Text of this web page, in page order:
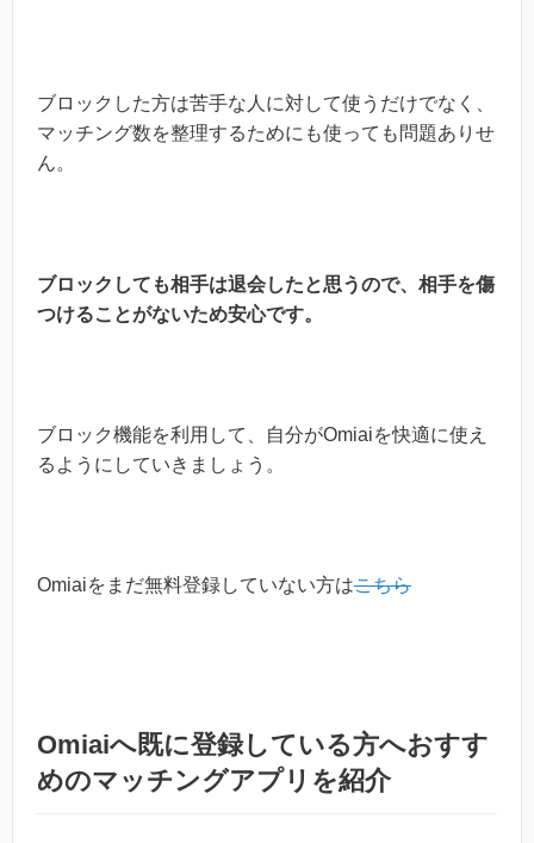
ブロックした方は苦手な人に対して使うだけでなく、
マッチング数を整理するためにも使っても問題ありせ
ん。
ブロックしても相手は退会したと思うので、相手を傷
つけることがないため安心です。
ブロック機能を利用して、自分がOmiaiを快適に使え
るようにしていきましょう。
Omiaiをまだ無料登録していない方はこちら
Omiaiへ既に登録している方へおすす
めのマッチングアプリを紹介